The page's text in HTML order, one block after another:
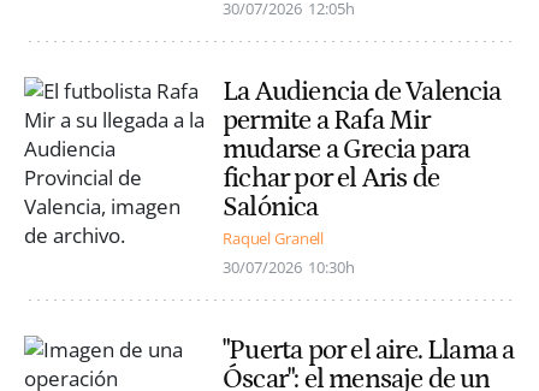
30/07/2026 12:05h
La Audiencia de Valencia
permite a Rafa Mir
mudarse a Grecia para
fichar por el Aris de
Salónica
Raquel Granell
30/07/2026 10:30h
"Puerta por el aire. Llama a
Óscar": el mensaje de un